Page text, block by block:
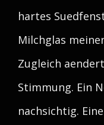
hartes
Milchglas
Zugleich
Stimmung. Ein
nachsichtig.